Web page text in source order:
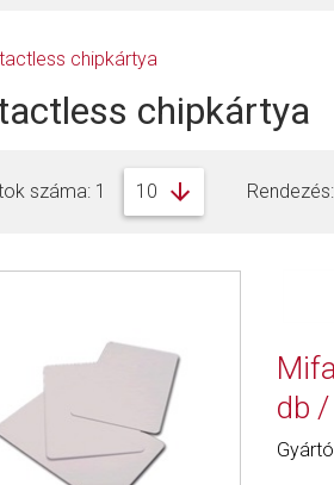
chipkártya
chipkártya
száma: 1 Rendezés:
db